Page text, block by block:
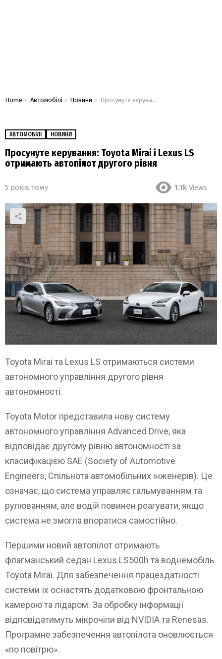
You are here:
Home Автомобілі Новини Просунуте керування: Toyota Mirai і Lexus LS отримають автопілот другого рівня
АВТОМОБІЛІ НОВИНИ
Просунуте керування: Toyota Mirai і Lexus LS
отримають автопілот другого рівня
5 років тому 1.1k Views
Toyota Mirai та Lexus LS отримаються системи
автономного управління другого рівня
автономності.
Toyota Motor представила нову систему
автономного управління Advanced Drive, яка
відповідає другому рівню автономності за
класифікацією SAE (Society of Automotive
Engineers, Спільнота автомобільних інженерів). Це
означає, що система управляє гальмуванням та
рулюванням, але водій повинен реагувати, якщо
система не змогла впоратися самостійно.
Першими новий автопілот отримають
флагманський седан Lexus LS500h та воднемобіль
Toyota Mirai. Для забезпечення працездатності
системи їх оснастять додатковою фронтальною
камерою та лідаром. За обробку інформації
відповідатимуть мікрочіпи від NVIDIA та Renesas.
Програмне забезпечення автопілота оновлюється
«по повітрю».